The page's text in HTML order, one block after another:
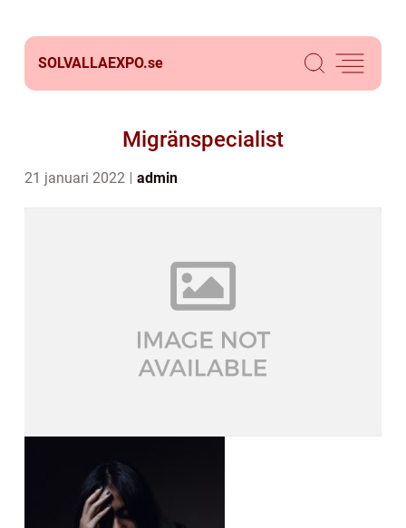
SOLVALLAEXPO.se
Migränspecialist
21 januari 2022 admin